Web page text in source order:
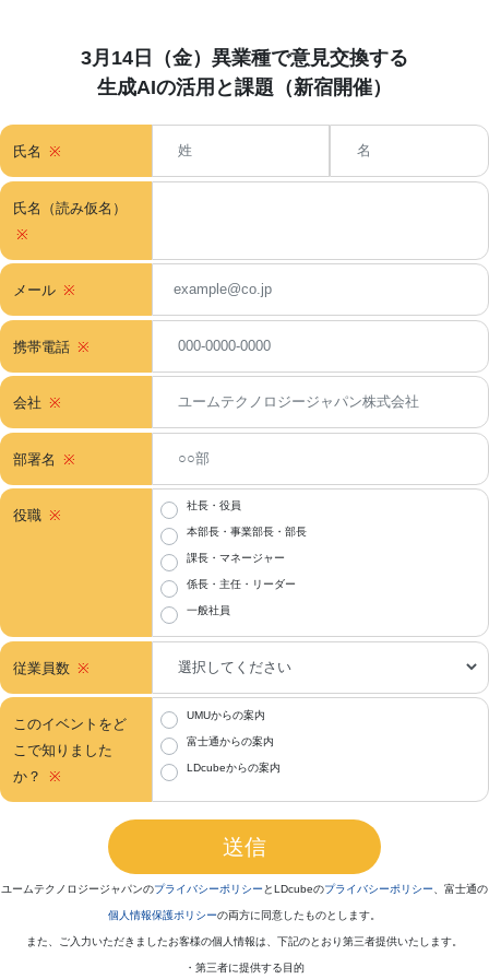
3月14日（金）異業種で意見交換する
生成AIの活用と課題 （新宿開催）
氏名
氏名（読み仮名）
メール
携帯電話
会社
部署名
役職
社長・役員
本部長・事業部長・部長
課長・マネージャー
係長・主任・リーダー
一般社員
従業員数
このイベントをど
こで知りました
か？
UMUからの案内
富士通からの案内
LDcubeからの案内
ユームテクノロジージャパンのプライバシーポリシーとLDcubeのプライバシーポリシー、富士通の
個人情報保護ポリシーの両方に同意したものとします。
また、ご入力いただきましたお客様の個人情報は、下記のとおり第三者提供いたします。
・第三者に提供する目的